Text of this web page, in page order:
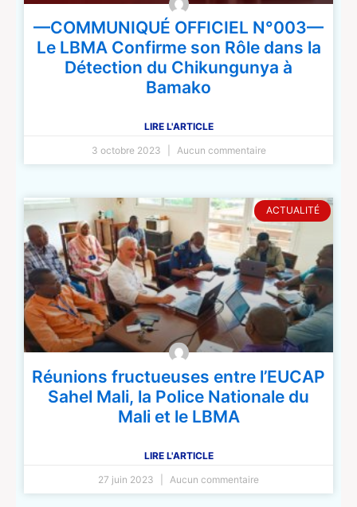
—COMMUNIQUÉ OFFICIEL N°003—
Le LBMA Confirme son Rôle dans la
Détection du Chikungunya à
Bamako
LIRE L'ARTICLE
3 octobre 2023
Aucun commentaire
ACTUALITÉ
Réunions fructueuses entre l’EUCAP
Sahel Mali, la Police Nationale du
Mali et le LBMA
LIRE L'ARTICLE
27 juin 2023
Aucun commentaire